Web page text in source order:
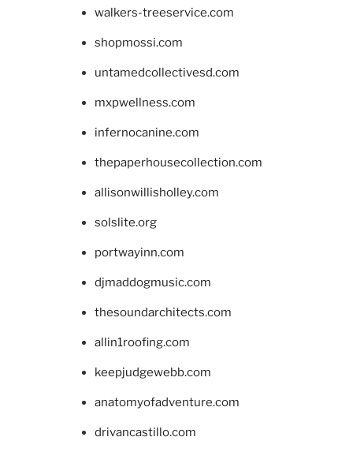
walkers-treeservice.com
shopmossi.com
untamedcollectivesd.com
mxpwellness.com
infernocanine.com
thepaperhousecollection.com
allisonwillisholley.com
solslite.org
portwayinn.com
djmaddogmusic.com
thesoundarchitects.com
allin1roofing.com
keepjudgewebb.com
anatomyofadventure.com
drivancastillo.com